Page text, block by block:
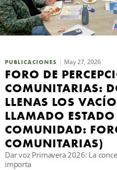
PUBLICACIONES May 27, 2026
FORO DE
COMUNITARIAS:
LLENAS LOS
LLAMADO
COMUNIDAD:
COMUNITARIAS)
Dar voz Primavera 2026: La
importa